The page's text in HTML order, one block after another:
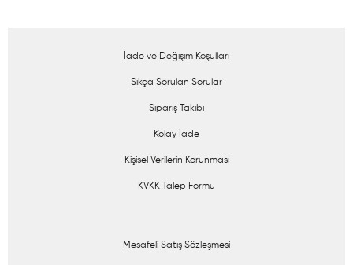
İade ve Değişim Koşulları
Sıkça Sorulan Sorular
Sipariş Takibi
Kolay İade
Kişisel Verilerin Korunması
KVKK Talep Formu
Mesafeli Satış Sözleşmesi